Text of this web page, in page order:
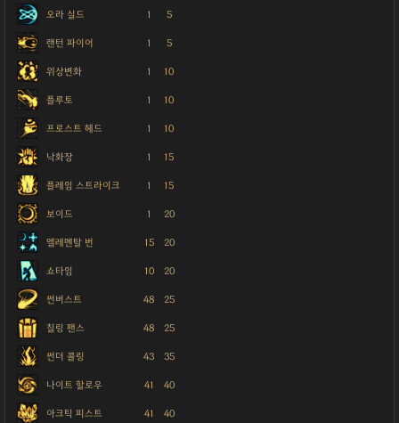
오라 실드 1 5
랜턴 파이어 1 5
위상변화 1 10
플루토 1 10
프로스트 헤드 1 10
낙화장 1 15
플레임 스트라이크 1 15
보이드 1 20
엘레멘탈 번 15 20
쇼타임 10 20
썬버스트 48 25
칠링 팬스 48 25
썬더 콜링 43 35
나이트 할로우 41 40
아크틱 피스트 41 40